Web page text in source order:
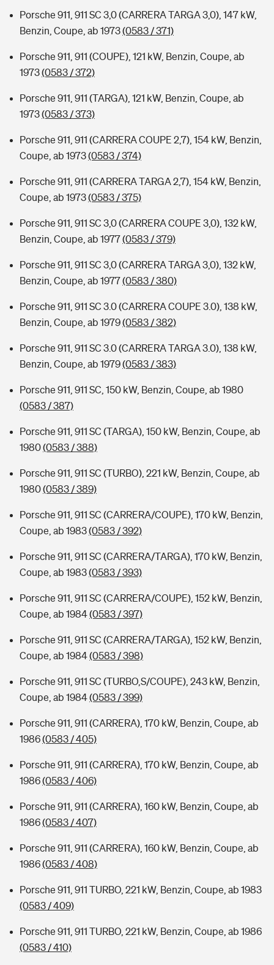
Porsche 911, 911 SC 3,0 (CARRERA TARGA 3,0), 147 kW,
Benzin, Coupe, ab 1973(0583 / 371)
Porsche 911, 911 (COUPE), 121 kW, Benzin, Coupe, ab
1973(0583 / 372)
Porsche 911, 911 (TARGA), 121 kW, Benzin, Coupe, ab
1973(0583 / 373)
Porsche 911, 911 (CARRERA COUPE 2,7), 154 kW, Benzin,
Coupe, ab 1973(0583 / 374)
Porsche 911, 911 (CARRERA TARGA 2,7), 154 kW, Benzin,
Coupe, ab 1973(0583 / 375)
Porsche 911, 911 SC 3,0 (CARRERA COUPE 3,0), 132 kW,
Benzin, Coupe, ab 1977(0583 / 379)
Porsche 911, 911 SC 3,0 (CARRERA TARGA 3,0), 132 kW,
Benzin, Coupe, ab 1977(0583 / 380)
Porsche 911, 911 SC 3.0 (CARRERA COUPE 3.0), 138 kW,
Benzin, Coupe, ab 1979(0583 / 382)
Porsche 911, 911 SC 3.0 (CARRERA TARGA 3.0), 138 kW,
Benzin, Coupe, ab 1979(0583 / 383)
Porsche 911, 911 SC, 150 kW, Benzin, Coupe, ab 1980
(0583 / 387)
Porsche 911, 911 SC (TARGA), 150 kW, Benzin, Coupe, ab
1980(0583 / 388)
Porsche 911, 911 SC (TURBO), 221 kW, Benzin, Coupe, ab
1980(0583 / 389)
Porsche 911, 911 SC (CARRERA/COUPE), 170 kW, Benzin,
Coupe, ab 1983(0583 / 392)
Porsche 911, 911 SC (CARRERA/TARGA), 170 kW, Benzin,
Coupe, ab 1983(0583 / 393)
Porsche 911, 911 SC (CARRERA/COUPE), 152 kW, Benzin,
Coupe, ab 1984(0583 / 397)
Porsche 911, 911 SC (CARRERA/TARGA), 152 kW, Benzin,
Coupe, ab 1984(0583 / 398)
Porsche 911, 911 SC (TURBO,S/COUPE), 243 kW, Benzin,
Coupe, ab 1984(0583 / 399)
Porsche 911, 911 (CARRERA), 170 kW, Benzin, Coupe, ab
1986(0583 / 405)
Porsche 911, 911 (CARRERA), 170 kW, Benzin, Coupe, ab
1986(0583 / 406)
Porsche 911, 911 (CARRERA), 160 kW, Benzin, Coupe, ab
1986(0583 / 407)
Porsche 911, 911 (CARRERA), 160 kW, Benzin, Coupe, ab
1986(0583 / 408)
Porsche 911, 911 TURBO, 221 kW, Benzin, Coupe, ab 1983
(0583 / 409)
Porsche 911, 911 TURBO, 221 kW, Benzin, Coupe, ab 1986
(0583 / 410)